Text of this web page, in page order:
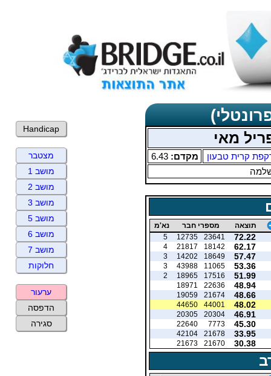
מאי
קרית טבעון מקדם:6.43
שלמה
תוצאה מספרי חבר נא'מ
72.22
23641
12735
5
62.17
18142
21817
4
57.47
18649
14202
3
53.36
11065
43988
3
51.99
17516
18965
2
48.94
22636
18971
48.66
21674
19059
48.02
44001
44650
46.91
20304
20305
45.30
7773
22640
33.95
21678
42104
30.38
21670
21673
Handicap
מצטבר
מושב 1
מושב 2
מושב 3
מושב 5
מושב 6
מושב 7
חלוקות
ערעור
הדפסה
סגירה